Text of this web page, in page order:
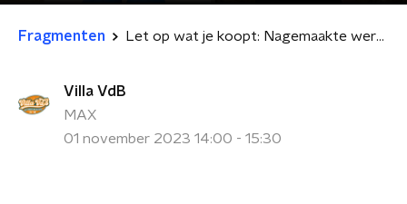
Fragmenten Let op wat je koopt: Nagemaakte werken van kunstenaars zijn vaak illegaal
Villa VdB
MAX
01 november 2023 14:00 - 15:30